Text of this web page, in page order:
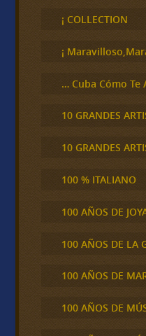
c
a
¡ COLLECTION
¡
… Cuba Cómo Te
10 GRANDES
10 GRANDES
100 % ITALIANO
100 AÑOS DE
100 AÑOS DE LA
100 AÑOS DE
100 AÑOS DE